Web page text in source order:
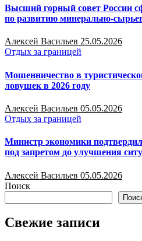
Высший горный совет России
по развитию минерально-
Алексей Васильев 25.05.2026
Отдых за границей
Мошенничество в
ловушек в 2026 году
Алексей Васильев 05.05.2026
Отдых за границей
Министр экономики
под запретом до улучшения
Алексей Васильев 05.05.2026
Поиск
Свежие записи